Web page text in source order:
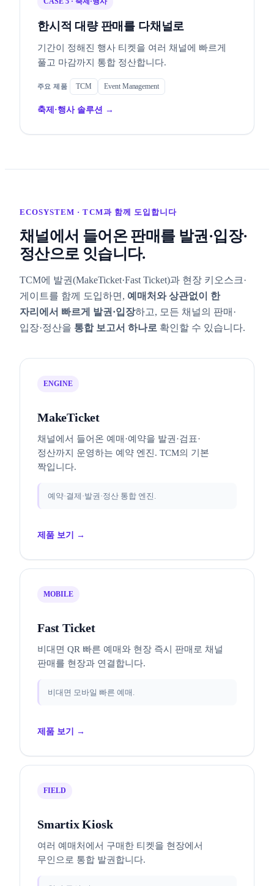
한시적 대량 판매를 다채널로
기간이 정해진 행사 티켓을 여러 채널에 빠르게
풀고 마감까지 통합 정산합니다.
TCM Event Management
축제·행사 솔루션 →
ECOSYSTEM · TCM과 함께 도입합니다
채널에서 들어온 판매를 발권·입장·
정산으로 잇습니다.
TCM에 발권(MakeTicket·Fast Ticket)과 현장 키오스크·
게이트를 함께 도입하면, 예매처와 상관없이 한
자리에서 빠르게 발권·입장하고, 모든 채널의 판매·
입장·정산을 통합 보고서 하나로 확인할 수 있습니다.
ENGINE
MakeTicket
채널에서 들어온 예매·예약을 발권·검표·
정산까지 운영하는 예약 엔진. TCM의 기본
짝입니다.
예약·결제·발권·정산 통합 엔진.
제품 보기 →
MOBILE
Fast Ticket
비대면 QR 빠른 예매와 현장 즉시 판매로 채널
판매를 현장과 연결합니다.
비대면 모바일 빠른 예매.
제품 보기 →
FIELD
Smartix Kiosk
여러 예매처에서 구매한 티켓을 현장에서
무인으로 통합 발권합니다.